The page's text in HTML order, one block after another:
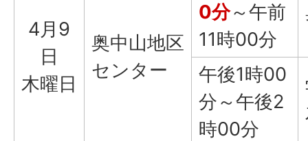
4月9
日
木曜日
奥中山地区
センター
0分～午前
11時00分
午後1時00
分～午後2
時00分